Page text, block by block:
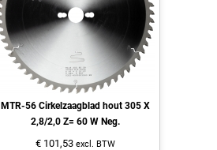
MTR-56 Cirkelzaagblad hout 305 X
2,8/2,0 Z= 60 W Neg.
€ 101,53 excl. BTW